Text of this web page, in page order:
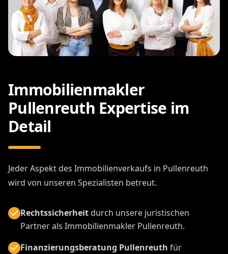
Immobilienmakler
Pullenreuth Expertise im
Detail
Jeder Aspekt des Immobilienverkaufs in Pullenreuth
wird von unseren Spezialisten betreut.
Rechtssicherheitdurch unsere juristischen
Partner als Immobilienmakler Pullenreuth.
Finanzierungsberatung Pullenreuth für